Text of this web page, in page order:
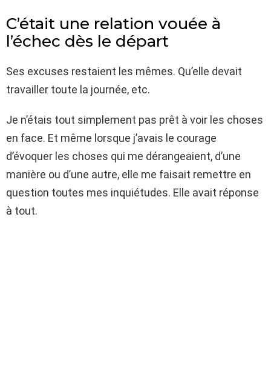
C’était une relation vouée à
l’échec dès le départ
Ses excuses restaient les mêmes. Qu’elle devait
travailler toute la journée, etc.
Je n’étais tout simplement pas prêt à voir les choses
en face. Et même lorsque j’avais le courage
d’évoquer les choses qui me dérangeaient, d’une
manière ou d’une autre, elle me faisait remettre en
question toutes mes inquiétudes. Elle avait réponse
à tout.